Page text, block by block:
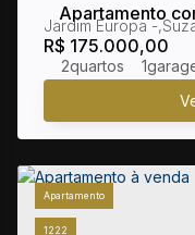
Apartamento
R$ 175.000,00
Jardim Europa ,
2 1
1222
Apartamento